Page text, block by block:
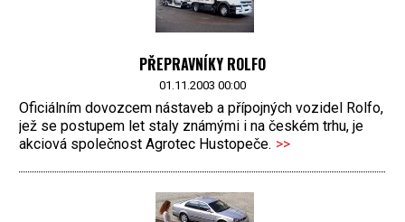
PŘEPRAVNÍKY ROLFO
01.11.2003 00:00
Oficiálním dovozcem nástaveb a přípojných vozidel Rolfo,
jež se postupem let staly známými i na českém trhu, je
akciová společnost Agrotec Hustopeče. >>